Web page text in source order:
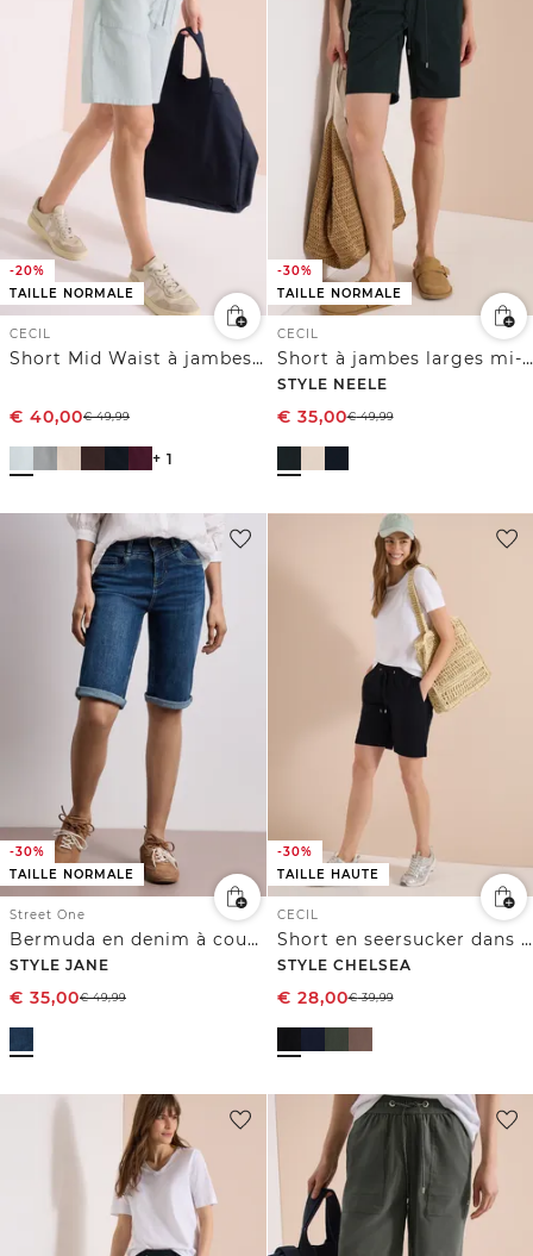
-20%
TAILLE NORMALE
CECIL
Short Mid Waist à jambes droites, coupe décontractée
€ 40,00€49,99
+ 1
-30%
TAILLE NORMALE
CECIL
Short à jambes larges mi-longues, coupe loose
STYLE NEELE
€ 35,00€49,99
-30%
TAILLE NORMALE
Street One
Bermuda en denim à coupe slim et finitions à revers
STYLE JANE
€ 35,00€49,99
-30%
TAILLE HAUTE
CECIL
Short en seersucker dans des couleurs unies
STYLE CHELSEA
€ 28,00€39,99